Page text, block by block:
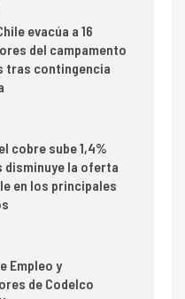
de
precio del cobre
por escasez
cómo el precio
y educación superior
en zonas
producción de
a 2 millones de
evacúa a 16
del campamento
tras contingencia
cobre sube 1,4%
disminuye la oferta
en los principales
Empleo y
de Codelco